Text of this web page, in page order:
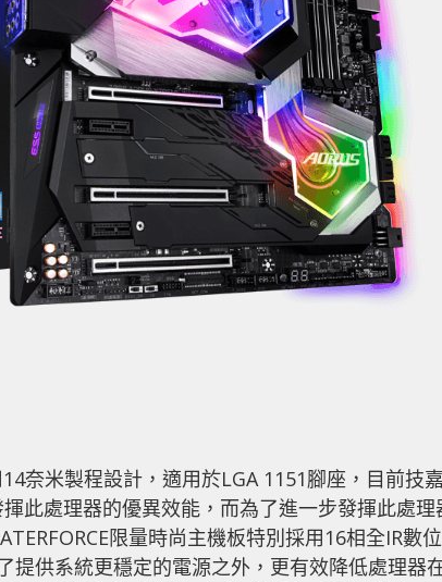
奈米製程設計，適用於LGA 1151腳座，目前技嘉
此處理器的優異效能，而為了進一步發揮此處理
限量時尚主機板特別採用16相全IR數位
提供系統更穩定的電源之外，更有效降低處理器